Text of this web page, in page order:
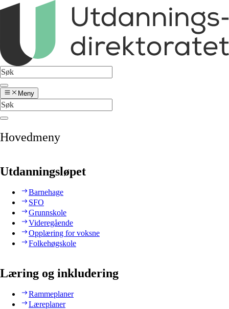
Meny
Hovedmeny
Utdanningsløpet
Barnehage
SFO
Grunnskole
Videregående
Opplæring for voksne
Folkehøgskole
Læring og inkludering
Rammeplaner
Læreplaner